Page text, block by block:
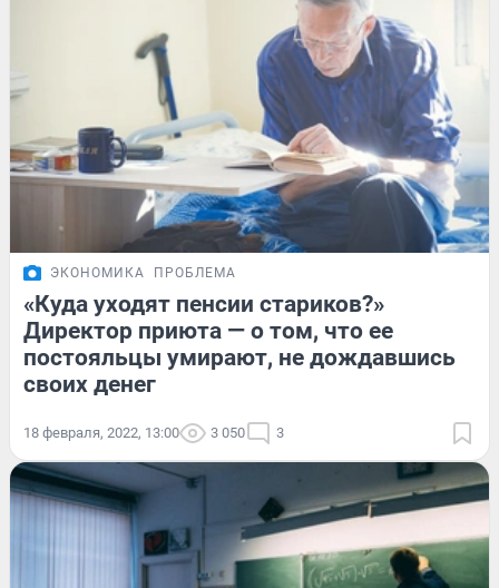
ЭКОНОМИКА ПРОБЛЕМА
«Куда уходят пенсии стариков?»
Директор приюта — о том, что ее
постояльцы умирают, не дождавшись
своих денег
18 февраля, 2022, 13:00 3 050 3